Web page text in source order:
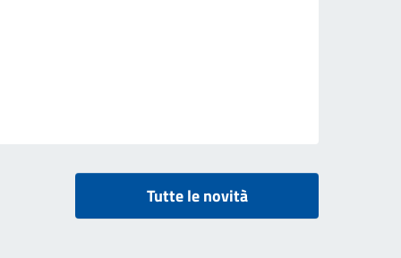
Tutte le novità